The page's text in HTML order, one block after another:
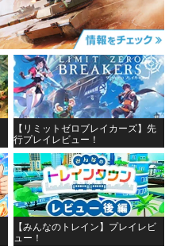
【リミットゼロブレイカーズ】先
行プレイレビュー！
【みんなのトレイン】プレイレビ
ュー！